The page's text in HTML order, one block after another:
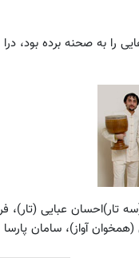
را به صحنه برده بود، درا
تار)احسان عبایی (‌تار)،
آواز)، سامان پارسا
لاریجانی به